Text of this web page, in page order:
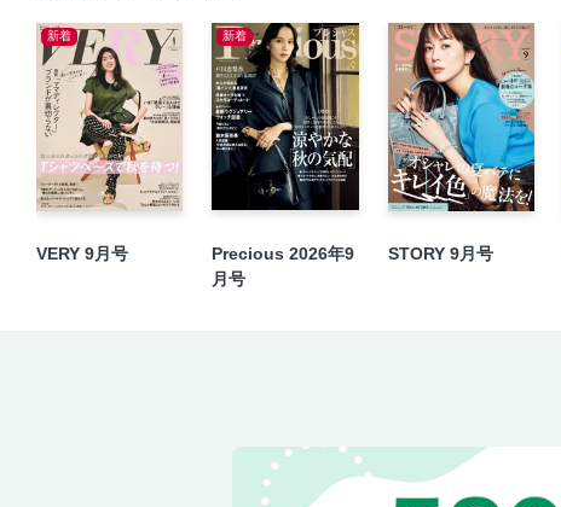
新着
VERY 9月号
新着
Precious 2026年9
月号
STORY 9月号